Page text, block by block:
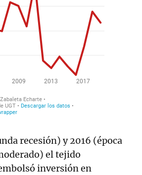
recesión) y 2016 (época
el tejido
inversión en